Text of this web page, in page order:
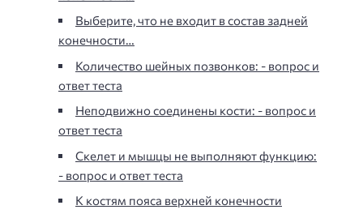
Выберите, что не входит в состав задней
конечности…
Количество шейных позвонков: - вопрос и
ответ теста
Неподвижно соединены кости: - вопрос и
ответ теста
Скелет и мышцы не выполняют функцию:
- вопрос и ответ теста
К костям пояса верхней конечности